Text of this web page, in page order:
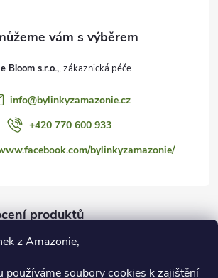
z Amazonie,
používáme soubory cookies k zajištění
produktů
Bloom s.r.o.,
info@bylinkyzamazonie.cz
+420 770 600 933
bylinkyzamazonie/